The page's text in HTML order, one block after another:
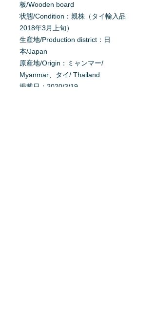
板/Wooden board
状態/Condition：親株（タイ輸入品
2018年3月上旬）
生産地/Production district：日
本/Japan
原産地/Origin：ミャンマー/
Myanmar、タイ/ Thailand
掲載日：2020/3/19